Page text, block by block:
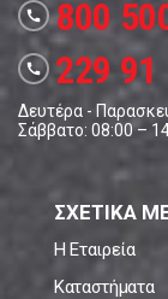
call 800
call 229 91
Δευτέρα -
Σάββατο: 08:00 –
ΣΧΕΤΙΚΑ
Η Εταιρεία
Καταστήματα